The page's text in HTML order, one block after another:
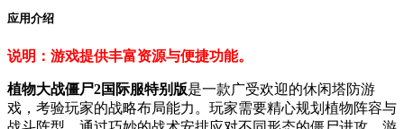
应用介绍
说明：游戏提供丰富资源与便捷功能。
植物大战僵尸2国际服特别版是一款广受欢迎的休闲塔防游
戏，考验玩家的战略布局能力。玩家需要精心规划植物阵容与